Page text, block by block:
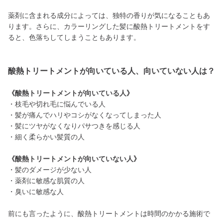
薬剤に含まれる成分によっては、独特の香りが気になることもあ
ります。さらに、カラーリングした髪に酸熱トリートメントをす
ると、色落ちしてしまうこともあります。
酸熱トリートメントが向いている人、向いていない人は？
《酸熱トリートメントが向いている人》
・枝毛や切れ毛に悩んでいる人
・髪が痛んでハリやコシがなくなってしまった人
・髪にツヤがなくなりパサつきを感じる人
・細く柔らかい髪質の人
《酸熱トリートメントが向いていない人》
・髪のダメージが少ない人
・薬剤に敏感な肌質の人
・臭いに敏感な人
前にも言ったように、酸熱トリートメントは時間のかかる施術で